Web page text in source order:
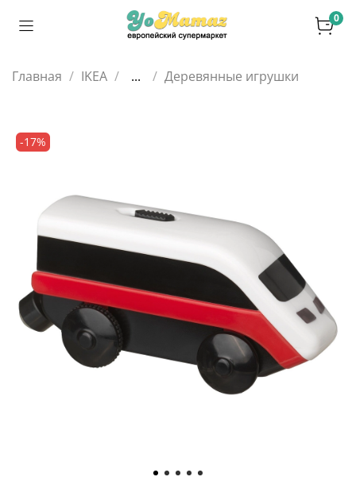
0
Главная IKEA ... Деревянные игрушки
-17%